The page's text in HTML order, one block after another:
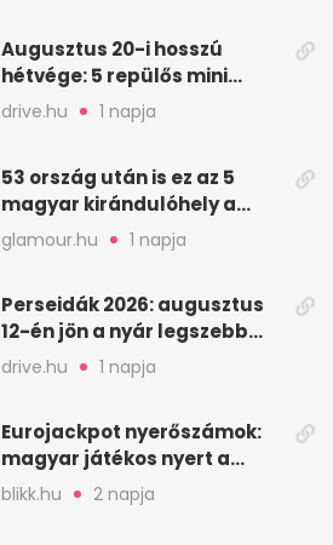
Augusztus 20-i hosszú
hétvége: 5 repülős mini
nyaralás 0 szabadsággal
drive.hu 1 napja
53 ország után is ez az 5
magyar kirándulóhely a
kedvencem
glamour.hu 1 napja
Perseidák 2026: augusztus
12-én jön a nyár legszebb
csillaghullása
drive.hu 1 napja
Eurojackpot nyerőszámok:
magyar játékos nyert a
2026. augusztus 4-i húzáson
blikk.hu 2 napja